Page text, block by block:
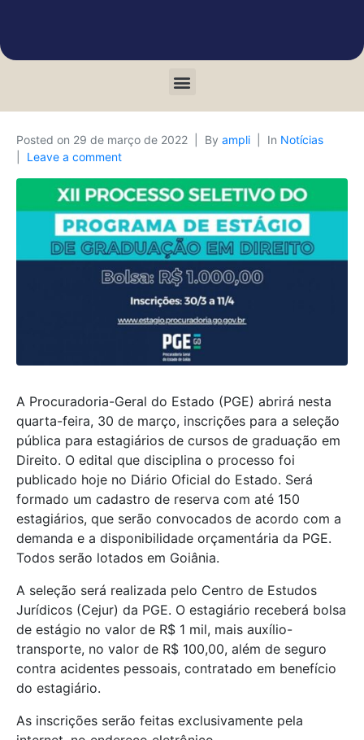
Posted on 29 de março de 2022 By ampli In Notícias
Leave a comment
A Procuradoria-Geral do Estado (PGE) abrirá nesta
quarta-feira, 30 de março, inscrições para a seleção
pública para estagiários de cursos de graduação em
Direito. O edital que disciplina o processo foi
publicado hoje no Diário Oficial do Estado. Será
formado um cadastro de reserva com até 150
estagiários, que serão convocados de acordo com a
demanda e a disponibilidade orçamentária da PGE.
Todos serão lotados em Goiânia.
A seleção será realizada pelo Centro de Estudos
Jurídicos (Cejur) da PGE. O estagiário receberá bolsa
de estágio no valor de R$ 1 mil, mais auxílio-
transporte, no valor de R$ 100,00, além de seguro
contra acidentes pessoais, contratado em benefício
do estagiário.
As inscrições serão feitas exclusivamente pela